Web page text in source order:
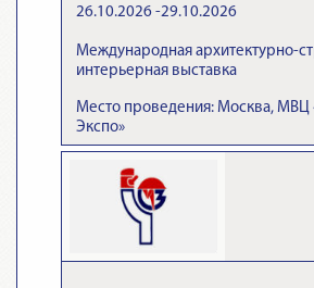
26.10.2026 -29.10.2026
Международная архитектурно-
интерьерная выставка
Место проведения: Москва, МВЦ
Экспо»